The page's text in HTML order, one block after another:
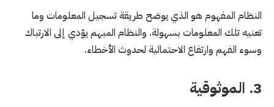
النظام المفهوم هو الذي يوضح طريقة تسجيل المعلومات وما
تعنيه تلك المعلومات بسهولة. والنظام المبهم يؤدي إلى الارتباك
وسوء الفهم وارتفاع الاحتمالية لحدوث الأخطاء.
3. الموثوقية